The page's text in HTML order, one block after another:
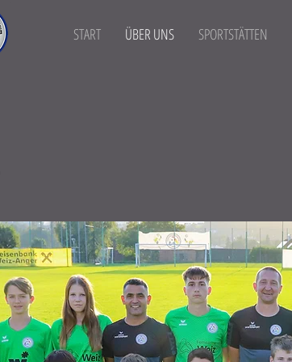
START ÜBER UNS SPORTSTÄTTEN